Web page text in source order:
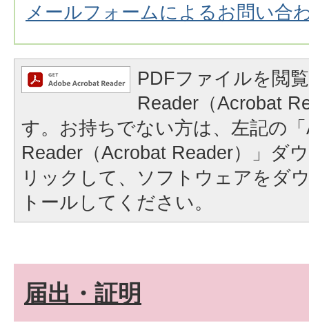
メールフォームによるお問い合
PDFファイルを閲
Reader（Acrobat
す。お持ちでない方は、左記の
Reader（Acrobat Reader）」ダ
リックして、ソフトウェアをダ
トールしてください。
届出・証明